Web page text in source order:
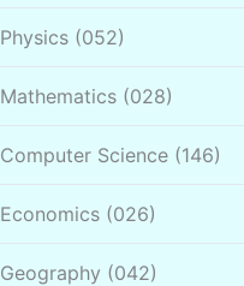
Physics (052)
Mathematics (028)
Computer Science (146)
Economics (026)
Geography (042)